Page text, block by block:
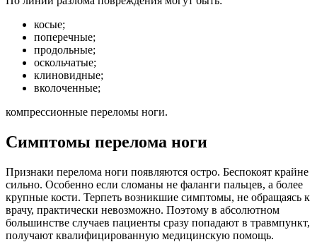
косые;
поперечные;
продольные;
оскольчатые;
клиновидные;
вколоченные;
компрессионные переломы ноги.
Симптомы перелома ноги
Признаки перелома ноги появляются остро. Беспокоят крайне
сильно. Особенно если сломаны не фаланги пальцев, а более
крупные кости. Терпеть возникшие симптомы, не обращаясь к
врачу, практически невозможно. Поэтому в абсолютном
большинстве случаев пациенты сразу попадают в травмпункт,
получают квалифицированную медицинскую помощь.